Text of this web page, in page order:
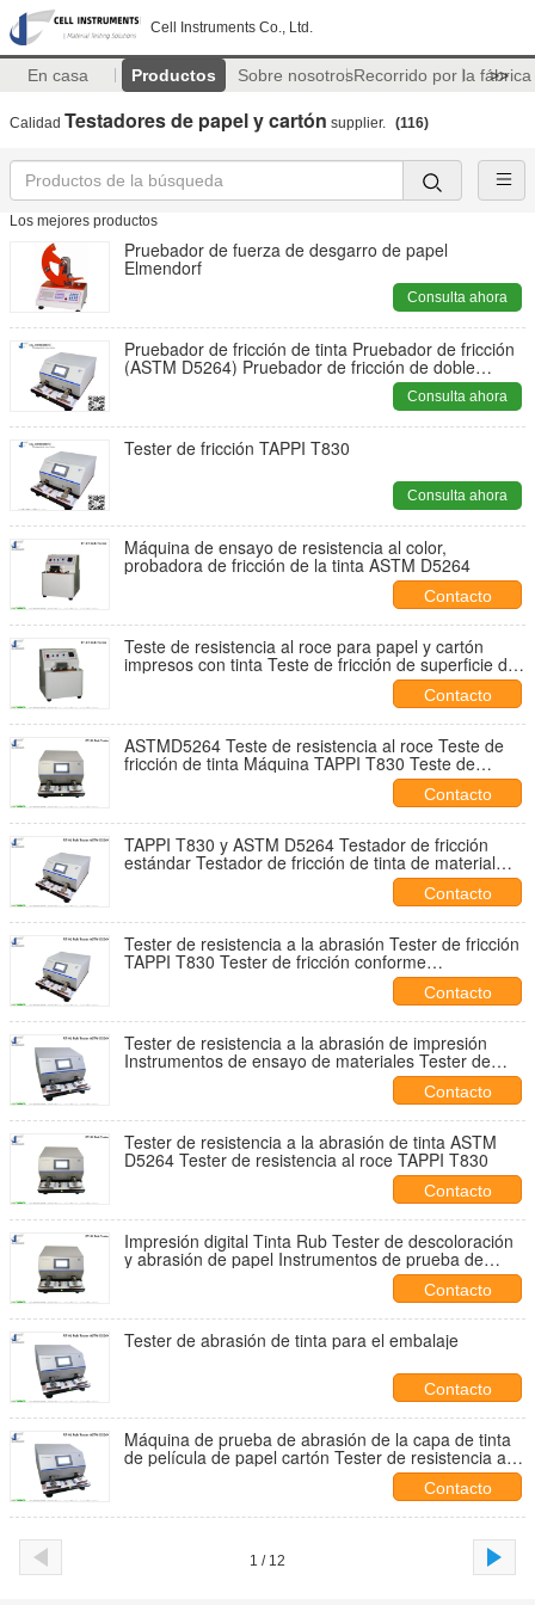
Cell Instruments Co., Ltd.
En casa Productos Sobre nosotrosRecorrido por la fábrica
>>
Calidad Testadores de papel y cartón supplier. (116)
Los mejores productos
Pruebador de fuerza de desgarro de papel
Elmendorf
Consulta ahora
Pruebador de fricción de tinta Pruebador de fricción
(ASTM D5264) Pruebador de fricción de doble
Consulta ahora
Tester de fricción TAPPI T830
Consulta ahora
Máquina de ensayo de resistencia al color,
probadora de fricción de la tinta ASTM D5264
Contacto
Teste de resistencia al roce para papel y cartón
impresos con tinta Teste de fricción de superficie de
Contacto
ASTMD5264 Teste de resistencia al roce Teste de
fricción de tinta Máquina TAPPI T830 Teste de
Contacto
TAPPI T830 y ASTM D5264 Testador de fricción
estándar Testador de fricción de tinta de material
impreso Tester de abrasión de tinta de impresión
Contacto
Tester de resistencia a la abrasión Tester de fricción
TAPPI T830 Tester de fricción conforme
ASTMD5264 Tester de fricción conforme
Contacto
Tester de resistencia a la abrasión de impresión
Instrumentos de ensayo de materiales Tester de
Contacto
Tester de resistencia a la abrasión de tinta ASTM
D5264 Tester de resistencia al roce TAPPI T830
Contacto
Impresión digital Tinta Rub Tester de descoloración
y abrasión de papel Instrumentos de prueba de
Contacto
Tester de abrasión de tinta para el embalaje
Contacto
Máquina de prueba de abrasión de la capa de tinta
de película de papel cartón Tester de resistencia a la
Contacto
1 / 12